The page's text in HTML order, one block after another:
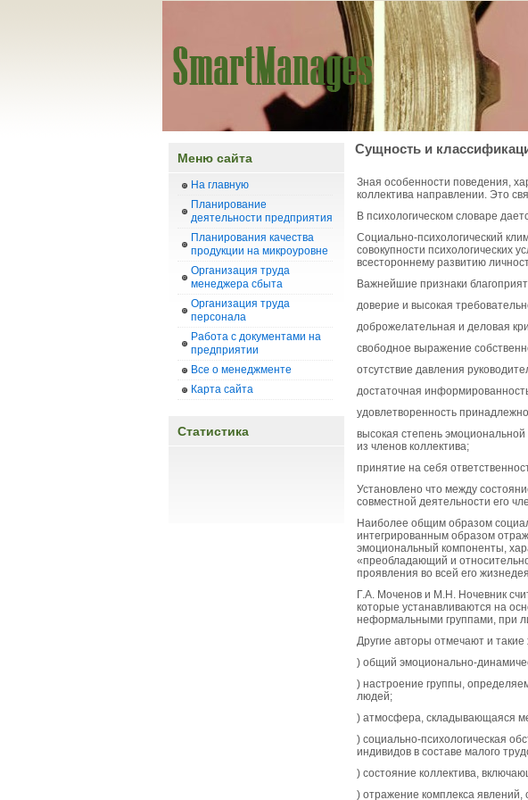
Меню сайта
На главную
Планирование
деятельности предприятия
Планирования качества
продукции на микроуровне
Организация труда
менеджера сбыта
Организация труда
персонала
Работа с документами на
предприятии
Все о менеджменте
Карта сайта
Статистика
Сущность и
Зная особенности поведения,
коллектива направлении. Это
В психологическом словаре
Социально-психологический
совокупности психологических
всестороннему развитию
Важнейшие признаки
доверие и высокая
доброжелательная и деловая
свободное выражение
отсутствие давления
достаточная
удовлетворенность
высокая степень
из членов коллектива;
принятие на себя
Установлено что между
совместной деятельности его
Наиболее общим образом
интегрированным образом
эмоциональный компоненты,
«преобладающий и
проявления во всей его
Г.А. Моченов и М.Н. Ночевник
которые устанавливаются на
неформальными группами, при
Другие авторы отмечают и такие
) общий эмоционально-
) настроение группы,
людей;
) атмосфера, складывающаяся
) социально-психологическая
индивидов в составе малого
) состояние коллектива,
) отражение комплекса явлений,